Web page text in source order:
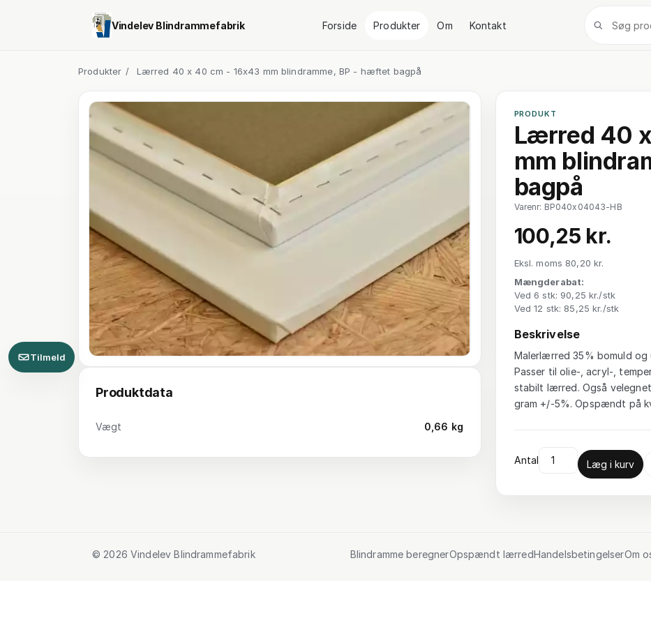
Vindelev Blindrammefabrik Forside Produkter Om Kontakt
Produkter / Lærred 40 x 40 cm - 16x43 mm blindramme, BP - hæftet bagpå
Produktdata
Vægt 0,66 kg
PRODUKT
Lærred 40
mm
bagpå
Varenr: BP040x04043-HB
100,25 kr.
Eksl. moms 80,20 kr.
Mængderabat:
Ved 6 stk: 90,25 kr./stk
Ved 12 stk: 85,25 kr./stk
Beskrivelse
Malerlærred 35% bomuld og
Passer til olie-, acryl-,
stabilt lærred. Også
gram +/-5%. Opspændt på
Antal Læg i kurv
Tilmeld
© 2026 Vindelev Blindrammefabrik Blindramme beregnerOpspændt lærredHandelsbetingelserOm